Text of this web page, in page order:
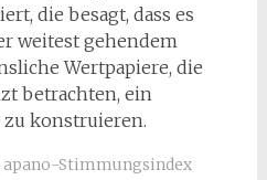
die besagt, dass es
weitest gehendem
Wertpapiere, die
betrachten, ein
konstruieren.
apano-Stimmungsindex